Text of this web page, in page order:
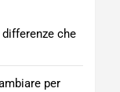
che
per